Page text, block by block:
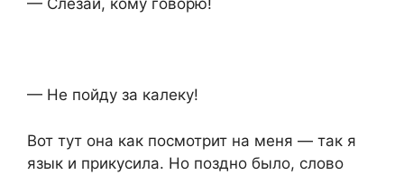
— Слезай, кому говорю!
— Не пойду за калеку!
Вот тут она как посмотрит на меня — так я
язык и прикусила. Но поздно было, слово